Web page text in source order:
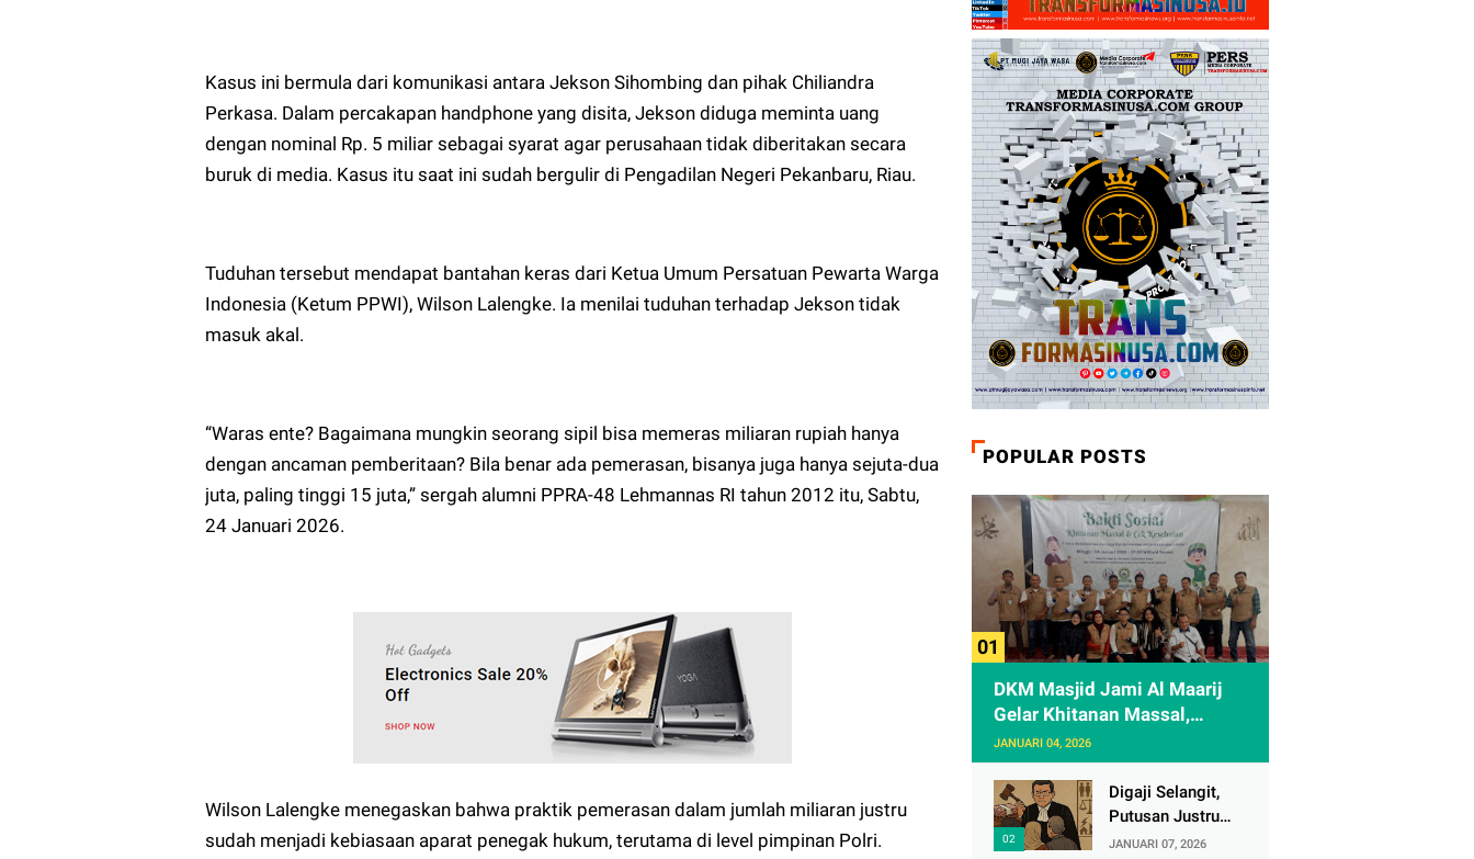
Kasus ini bermula dari komunikasi antara Jekson Sihombing dan pihak Chiliandra
Perkasa. Dalam percakapan handphone yang disita, Jekson diduga meminta uang
dengan nominal Rp. 5 miliar sebagai syarat agar perusahaan tidak diberitakan secara
buruk di media. Kasus itu saat ini sudah bergulir di Pengadilan Negeri Pekanbaru, Riau.
Tuduhan tersebut mendapat bantahan keras dari Ketua Umum Persatuan Pewarta Warga
Indonesia (Ketum PPWI), Wilson Lalengke. Ia menilai tuduhan terhadap Jekson tidak
masuk akal.
“Waras ente? Bagaimana mungkin seorang sipil bisa memeras miliaran rupiah hanya
dengan ancaman pemberitaan? Bila benar ada pemerasan, bisanya juga hanya sejuta-dua
juta, paling tinggi 15 juta,” sergah alumni PPRA-48 Lehmannas RI tahun 2012 itu, Sabtu,
24 Januari 2026.
Wilson Lalengke menegaskan bahwa praktik pemerasan dalam jumlah miliaran justru
sudah menjadi kebiasaan aparat penegak hukum, terutama di level pimpinan Polri.
POPULAR POSTS
DKM Masjid Jami Al Maarij
Gelar Khitanan Massal,
Diikuti 61 Anak
JANUARI 04, 2026
Digaji Selangit,
Putusan Justru
Melukai Rasa
JANUARI 07, 2026